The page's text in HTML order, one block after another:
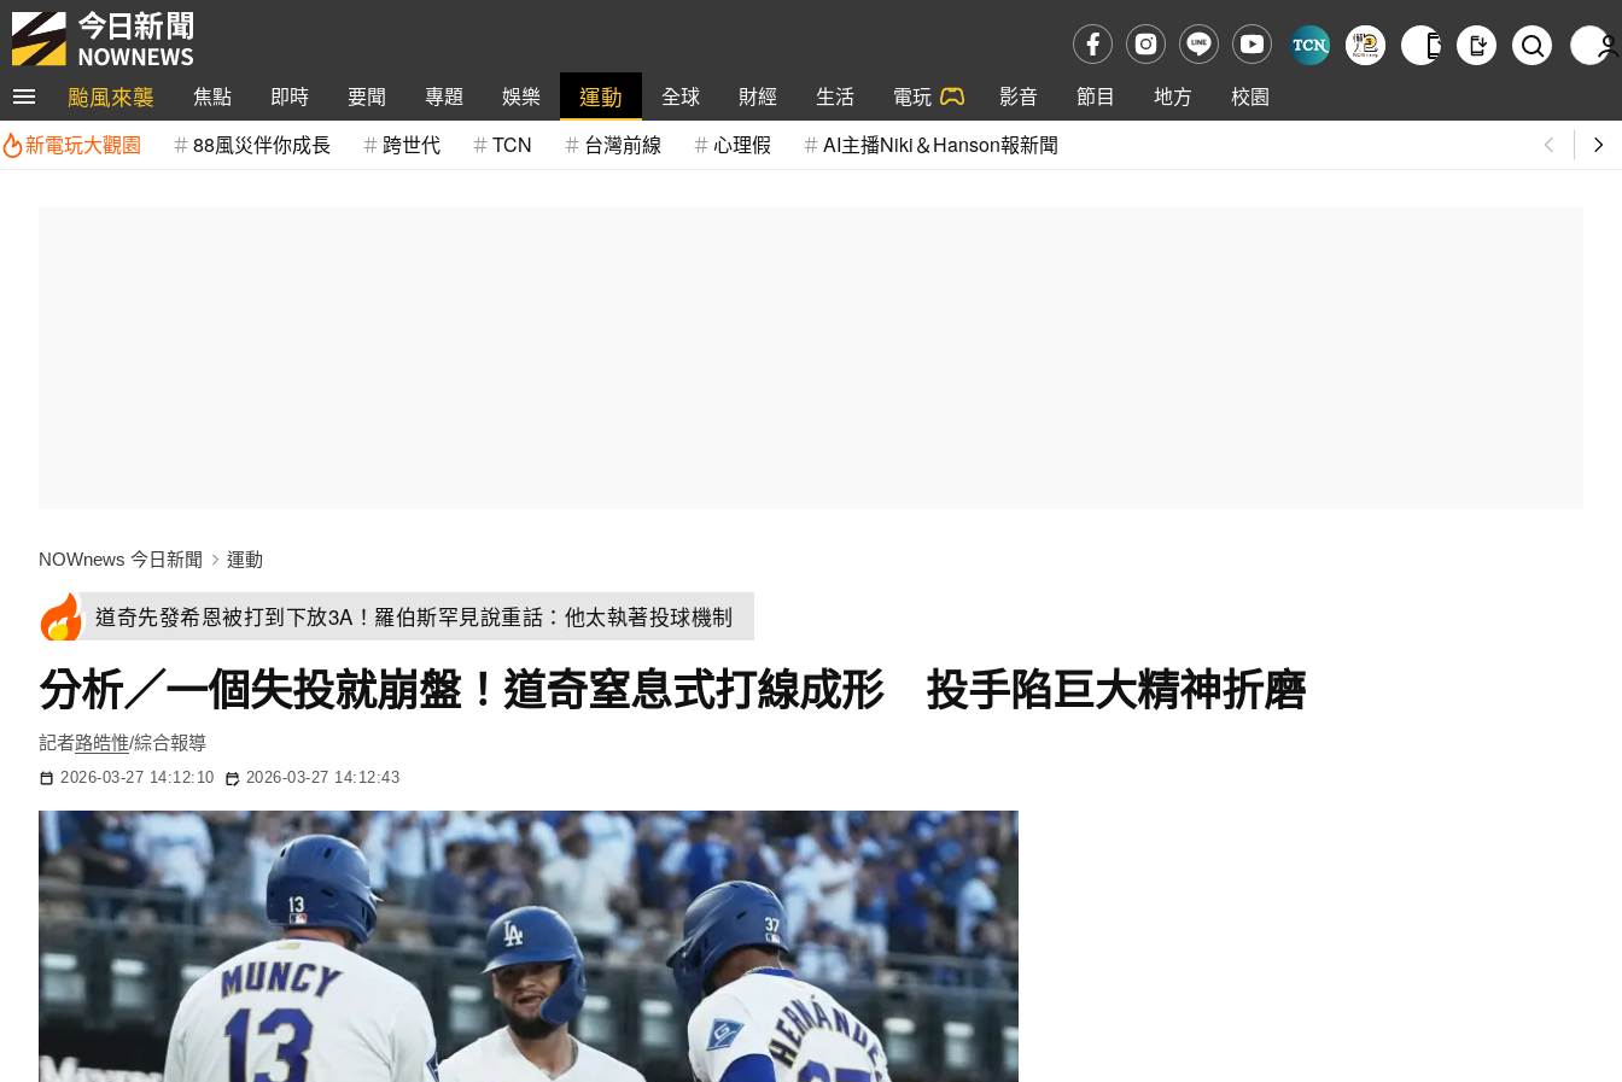
颱風來襲 焦點 即時 要聞 專題 娛樂 運動 全球 財經 生活 電玩 影音 節目 地方
校園
新電玩大觀園
88風災伴你成長 跨世代 TCN 台灣前線 心理假 AI主播Niki＆Hanson報新聞
NOWnews 今日新聞 運動
道奇先發希恩被打到下放3A！羅伯斯罕見說重話：他太執著投球機制
分析／一個失投就崩盤！道奇窒息式打線成形 投手陷巨大精神折磨
記者路皓惟/綜合報導
2026-03-27 14:12:10 2026-03-27 14:12:43